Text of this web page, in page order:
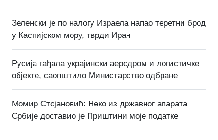
Зеленски је по налогу Израела напао теретни брод
у Каспијском мору, тврди Иран
Русија гађала украјински аеродром и логистичке
објекте, саопштило Министарство одбране
Момир Стојановић: Неко из државног апарата
Србије доставио је Приштини моје податке